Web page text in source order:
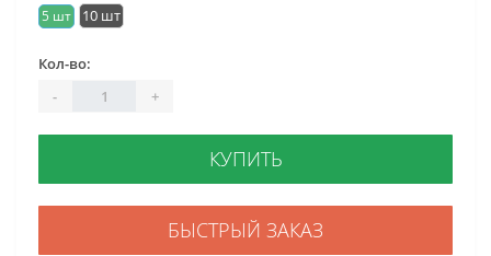
5 шт 10 шт
Кол-во:
-
+
КУПИТЬ
БЫСТРЫЙ ЗАКАЗ